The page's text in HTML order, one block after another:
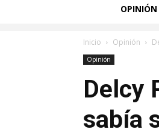
OPINIÓN
Inicio Opinión
Opinión
Delcy
sabía